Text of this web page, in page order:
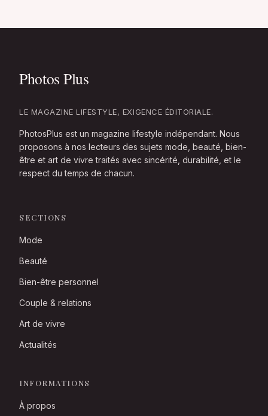
LE MAGAZINE LIFESTYLE, EXIGENCE ÉDITORIALE.
PhotosPlus est un magazine lifestyle indépendant. Nous
proposons à nos lecteurs des sujets mode, beauté, bien-
être et art de vivre traités avec sincérité, durabilité, et le
respect du temps de chacun.
SECTIONS
Mode
Beauté
Bien-être personnel
Couple & relations
Art de vivre
Actualités
INFORMATIONS
À propos